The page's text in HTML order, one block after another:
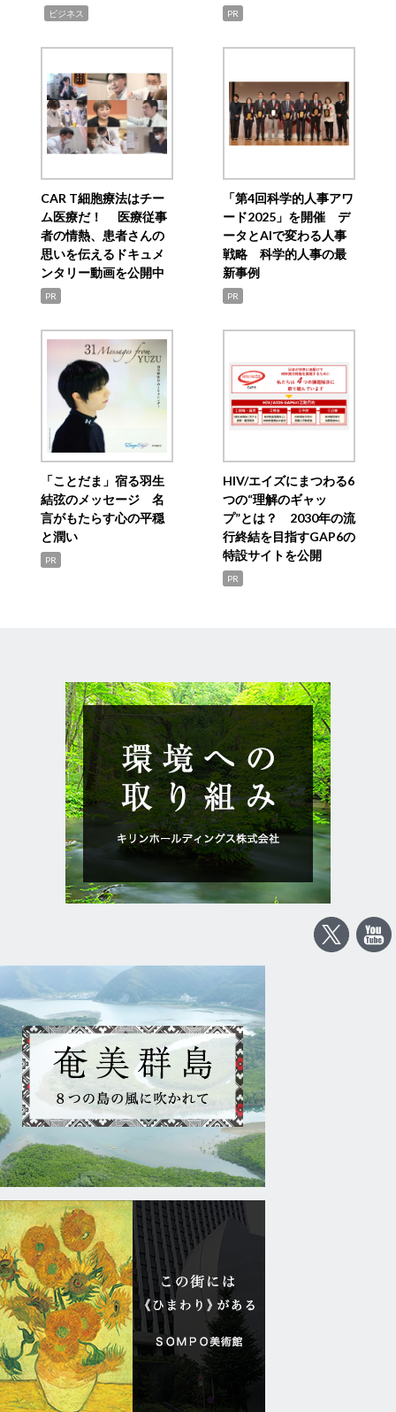
ビジネス PR
CAR T細胞療法はチー
ム医療だ！ 医療従事
者の情熱、患者さんの
思いを伝えるドキュメ
ンタリー動画を公開中
PR
「第4回科学的人事アワ
ード2025」を開催 デ
ータとAIで変わる人事
戦略 科学的人事の最
新事例
PR
「ことだま」宿る羽生
結弦のメッセージ 名
言がもたらす心の平穏
と潤い
PR
HIV/エイズにまつわる6
つの“理解のギャッ
プ”とは？ 2030年の流
行終結を目指すGAP6の
特設サイトを公開
PR